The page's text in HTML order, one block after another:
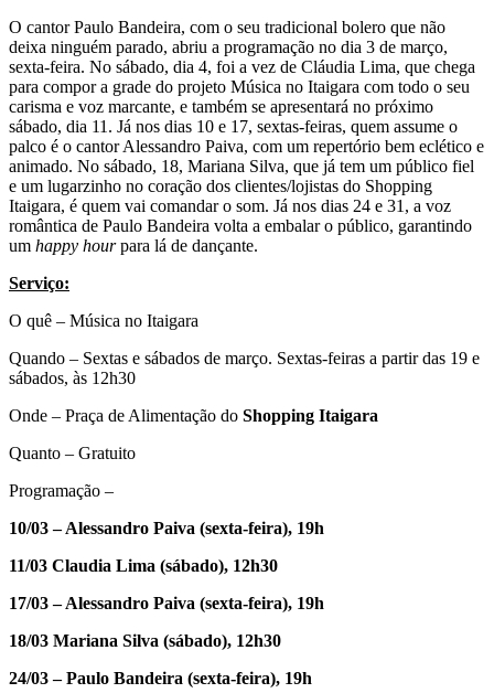
O cantor Paulo Bandeira, com o seu tradicional bolero que não
deixa ninguém parado, abriu a programação no dia 3 de março,
sexta-feira. No sábado, dia 4, foi a vez de Cláudia Lima, que chega
para compor a grade do projeto Música no Itaigara com todo o seu
carisma e voz marcante, e também se apresentará no próximo
sábado, dia 11. Já nos dias 10 e 17, sextas-feiras, quem assume o
palco é o cantor Alessandro Paiva, com um repertório bem eclético e
animado. No sábado, 18, Mariana Silva, que já tem um público fiel
e um lugarzinho no coração dos clientes/lojistas do Shopping
Itaigara, é quem vai comandar o som. Já nos dias 24 e 31, a voz
romântica de Paulo Bandeira volta a embalar o público, garantindo
um happy hourpara lá de dançante.
Serviço:
O quê – Música no Itaigara
Quando – Sextas e sábados de março. Sextas-feiras a partir das 19 e
sábados, às 12h30
Onde – Praça de Alimentação do Shopping Itaigara
Quanto – Gratuito
Programação –
10/03 – Alessandro Paiva (sexta-feira), 19h
11/03 Claudia Lima (sábado), 12h30
17/03 – Alessandro Paiva (sexta-feira), 19h
18/03 Mariana Silva (sábado), 12h30
24/03 – Paulo Bandeira (sexta-feira), 19h